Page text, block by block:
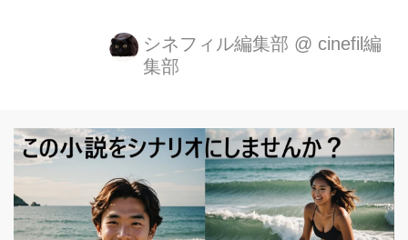
注目のフョードル・ボンダルチュク監
督の最新ＳＦアクション映画
します！ ロシアのサラブレッド 監督
フョードル・ボンダルチュク！ 付記す
るとこのお父さんは有名なアカデミー
賞外国映画賞も受賞しているセルゲー
シネフィル編集部 @ cinefil編
集部